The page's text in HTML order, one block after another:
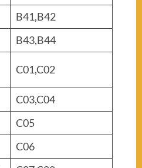
B41,B42
B43,B44
C01,C02
C03,C04
C05
C06